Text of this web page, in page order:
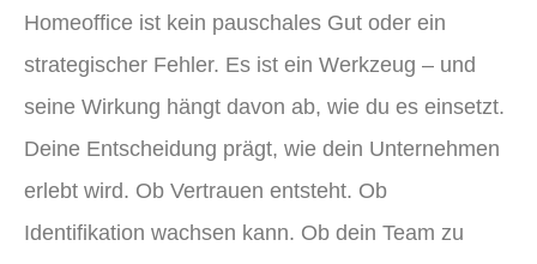
Homeoffice ist kein pauschales Gut oder ein
strategischer Fehler. Es ist ein Werkzeug – und
seine Wirkung hängt davon ab, wie du es einsetzt.
Deine Entscheidung prägt, wie dein Unternehmen
erlebt wird. Ob Vertrauen entsteht. Ob
Identifikation wachsen kann. Ob dein Team zu